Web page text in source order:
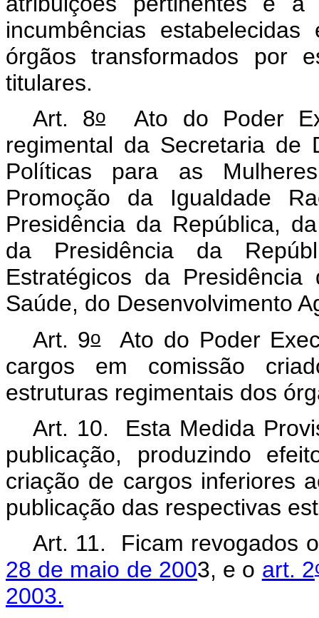
incumbências
órgãos transformados por
titulares.
Art. 8o
Ato do Poder
regimental da Secretaria de
Políticas para as
Promoção da Igualdade
Presidência da República,
da Presidência da
Estratégicos da
Saúde, do Desenvolvimento
Art. 9oAto do Poder
cargos em comissão
estruturas regimentais dos
Art. 10. Esta Medida
publicação, produzindo
criação de cargos inferiores
publicação das respectivas
Art. 11. Ficam revogados
28 de maio de 2003, e o art. 2
2003.